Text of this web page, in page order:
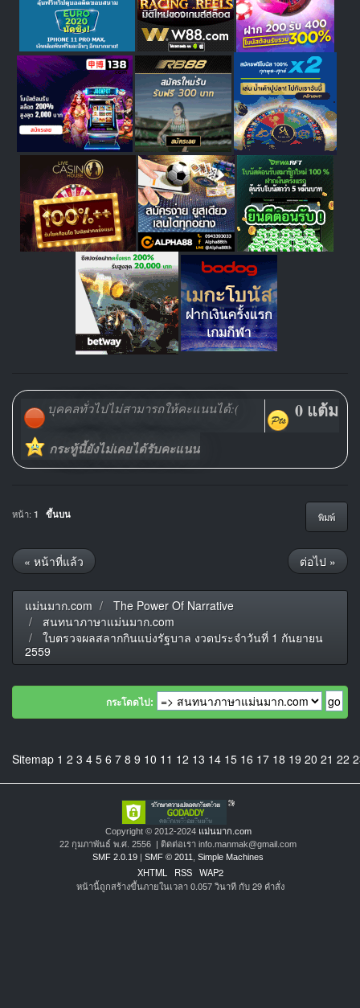
บุคคลทั่วไปไม่สามารถให้คะแนนได้:( 0 แต้ม
กระทู้นี้ยังไม่เคยได้รับคะแนน
พิมพ์
หน้า: 1 ขึ้นบน
« หน้าที่แล้ว ต่อไป »
แม่นมาก.com
The Power Of Narrative
สนทนาภาษาแม่นมาก.com
ใบตรวจผลสลากกินแบ่งรัฐบาล งวดประจำวันที่ 1 กันยายน
2559
กระโดดไป:
Sitemap 1 2 3 4 5 6 7 8 9 10 11 12 13 14 15 16 17 18 19 20 21 22
Copyright © 2012-2024 แม่นมาก.com
22 กุมภาพันธ์ พ.ศ. 2556 | ติดต่อเรา info.manmak@gmail.com
SMF 2.0.19
SMF © 2011, Simple Machines
XHTML RSS WAP2
หน้านี้ถูกสร้างขึ้นภายในเวลา 0.057 วินาที กับ 29 คำสั่ง